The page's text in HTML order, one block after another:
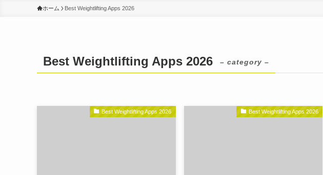
ホーム Best Weightlifting Apps 2026
Best Weightlifting Apps 2026 – category –
Best Weightlifting Apps 2026 Best Weightlifting Apps 2026